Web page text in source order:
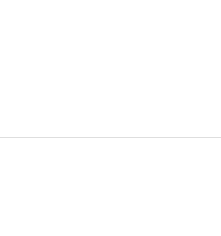
приготовления.
виде товара основывается на